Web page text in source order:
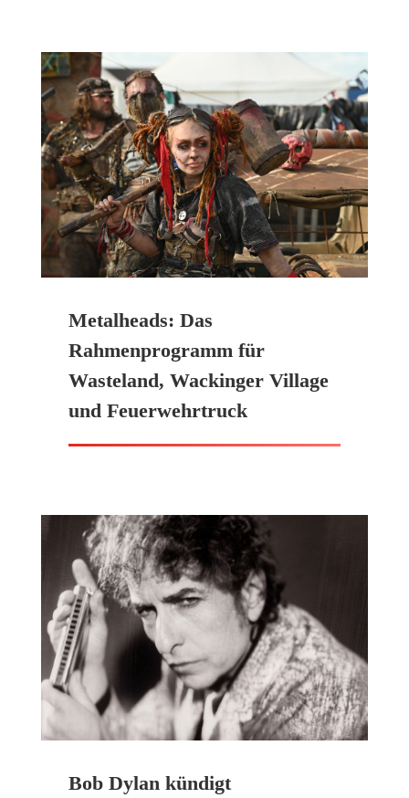
Metalheads: Das
Rahmenprogramm für
Wasteland, Wackinger Village
und Feuerwehrtruck
Bob Dylan kündigt